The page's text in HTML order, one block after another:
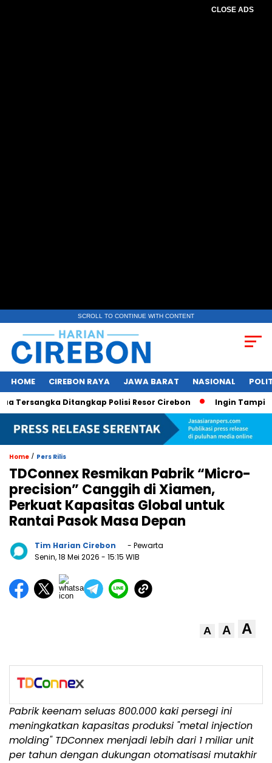
CLOSE ADS
SCROLL TO CONTINUE WITH CONTENT
HOME CIREBON RAYA JAWA BARAT NASIONAL
Ditangkap Polisi Resor Cirebon Ingin Tampil di
Home / Pers Rilis
TDConnex Resmikan Pabrik “Micro-
precision” Canggih di Xiamen,
Perkuat Kapasitas Global untuk
Rantai Pasok Masa Depan
Tim Harian Cirebon
- Pewarta
Senin, 18 Mei 2026 - 15:15 WIB
A A A
Pabrik keenam seluas 800.000 kaki persegi ini
meningkatkan kapasitas produksi "metal injection
molding" TDConnex menjadi lebih dari 1 miliar unit
per tahun dengan dukungan otomatisasi mutakhir